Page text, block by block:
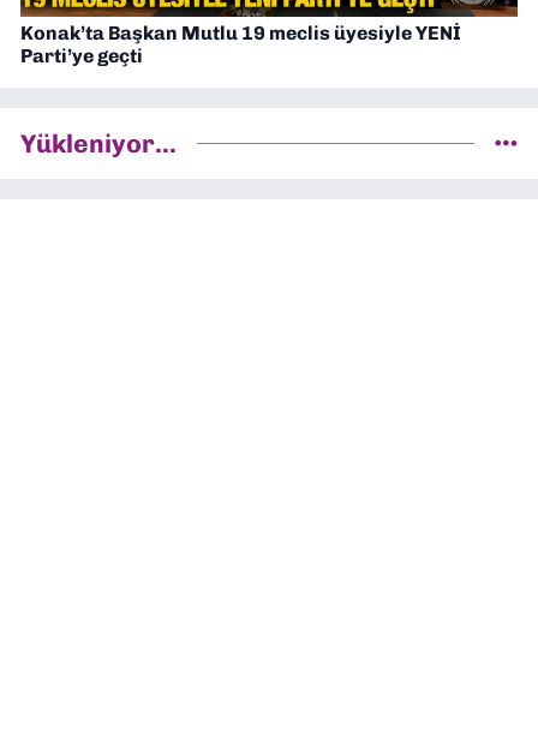
Konak’ta Başkan Mutlu 19 meclis üyesiyle YENİ
Parti’ye geçti
Yükleniyor...